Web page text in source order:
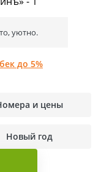
уютно.
до 5%
и цены
Новый год